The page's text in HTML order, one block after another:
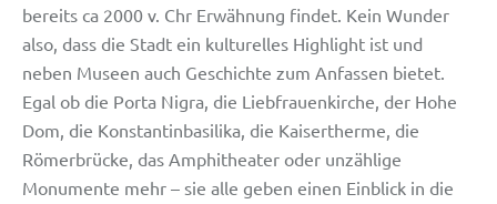
bereits ca 2000 v. Chr Erwähnung findet. Kein Wunder
also, dass die Stadt ein kulturelles Highlight ist und
neben Museen auch Geschichte zum Anfassen bietet.
Egal ob die Porta Nigra, die Liebfrauenkirche, der Hohe
Dom, die Konstantinbasilika, die Kaisertherme, die
Römerbrücke, das Amphitheater oder unzählige
Monumente mehr – sie alle geben einen Einblick in die